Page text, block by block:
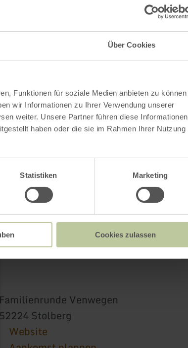
Über Cookies
Funktionen für soziale Medien anbieten zu können
wir Informationen zu Ihrer Verwendung unserer
weiter. Unsere Partner führen diese Informationen
haben oder die sie im Rahmen Ihrer Nutzung
Statistiken Marketing
Cookies zulassen
Familienrunde Venwegen
52224 Stolberg
Website